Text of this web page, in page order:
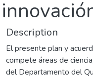
Description
El presente plan y
compete áreas de
del Departamento del